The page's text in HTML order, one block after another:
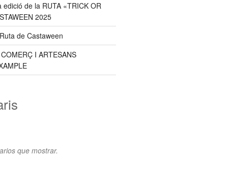
edició de la RUTA «TRICK OR
2025
de Castaween
I ARTESANS
que mostrar.